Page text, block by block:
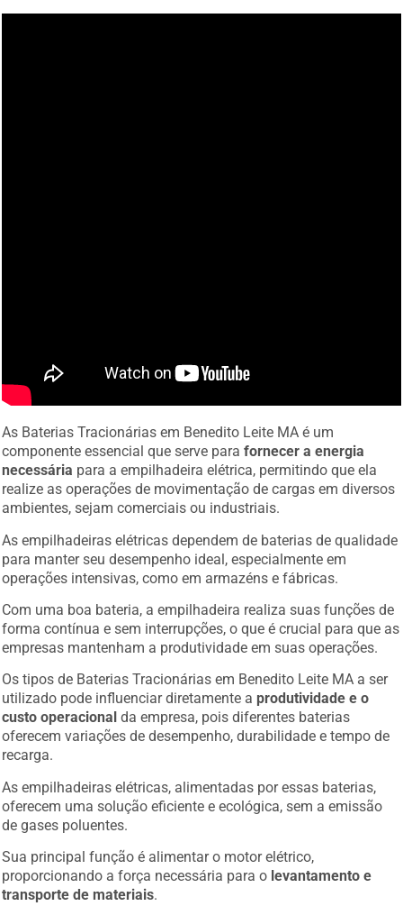
As Baterias Tracionárias em Benedito Leite MA é um
componente essencial que serve parafornecer a energia
necessária para a empilhadeira elétrica, permitindo que ela
realize as operações de movimentação de cargas em diversos
ambientes, sejam comerciais ou industriais.
As empilhadeiras elétricas dependem de baterias de qualidade
para manter seu desempenho ideal, especialmente em
operações intensivas, como em armazéns e fábricas.
Com uma boa bateria, a empilhadeira realiza suas funções de
forma contínua e sem interrupções, o que é crucial para que as
empresas mantenham a produtividade em suas operações.
Os tipos de Baterias Tracionárias em Benedito Leite MA a ser
utilizado pode influenciar diretamente a produtividade e o
custo operacional da empresa, pois diferentes baterias
oferecem variações de desempenho, durabilidade e tempo de
recarga.
As empilhadeiras elétricas, alimentadas por essas baterias,
oferecem uma solução eficiente e ecológica, sem a emissão
de gases poluentes.
Sua principal função é alimentar o motor elétrico,
proporcionando a força necessária para o levantamento e
transporte de materiais.